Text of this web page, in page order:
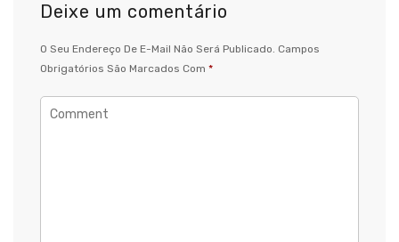
Deixe um comentário
O Seu Endereço De E-Mail Não Será Publicado. Campos
Obrigatórios São Marcados Com *